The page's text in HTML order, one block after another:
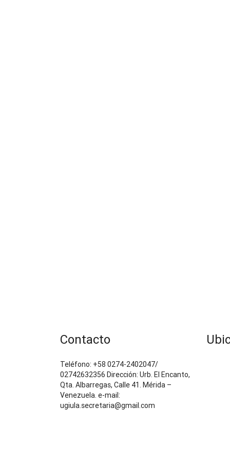
Contacto
Teléfono: +58 0274-2402047/
02742632356 Dirección: Urb. El Encanto,
Qta. Albarregas, Calle 41. Mérida –
Venezuela. e-mail:
ugiula.secretaria@gmail.com